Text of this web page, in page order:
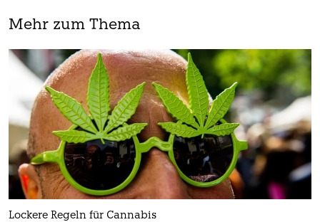
Mehr zum Thema
Lockere Regeln für Cannabis